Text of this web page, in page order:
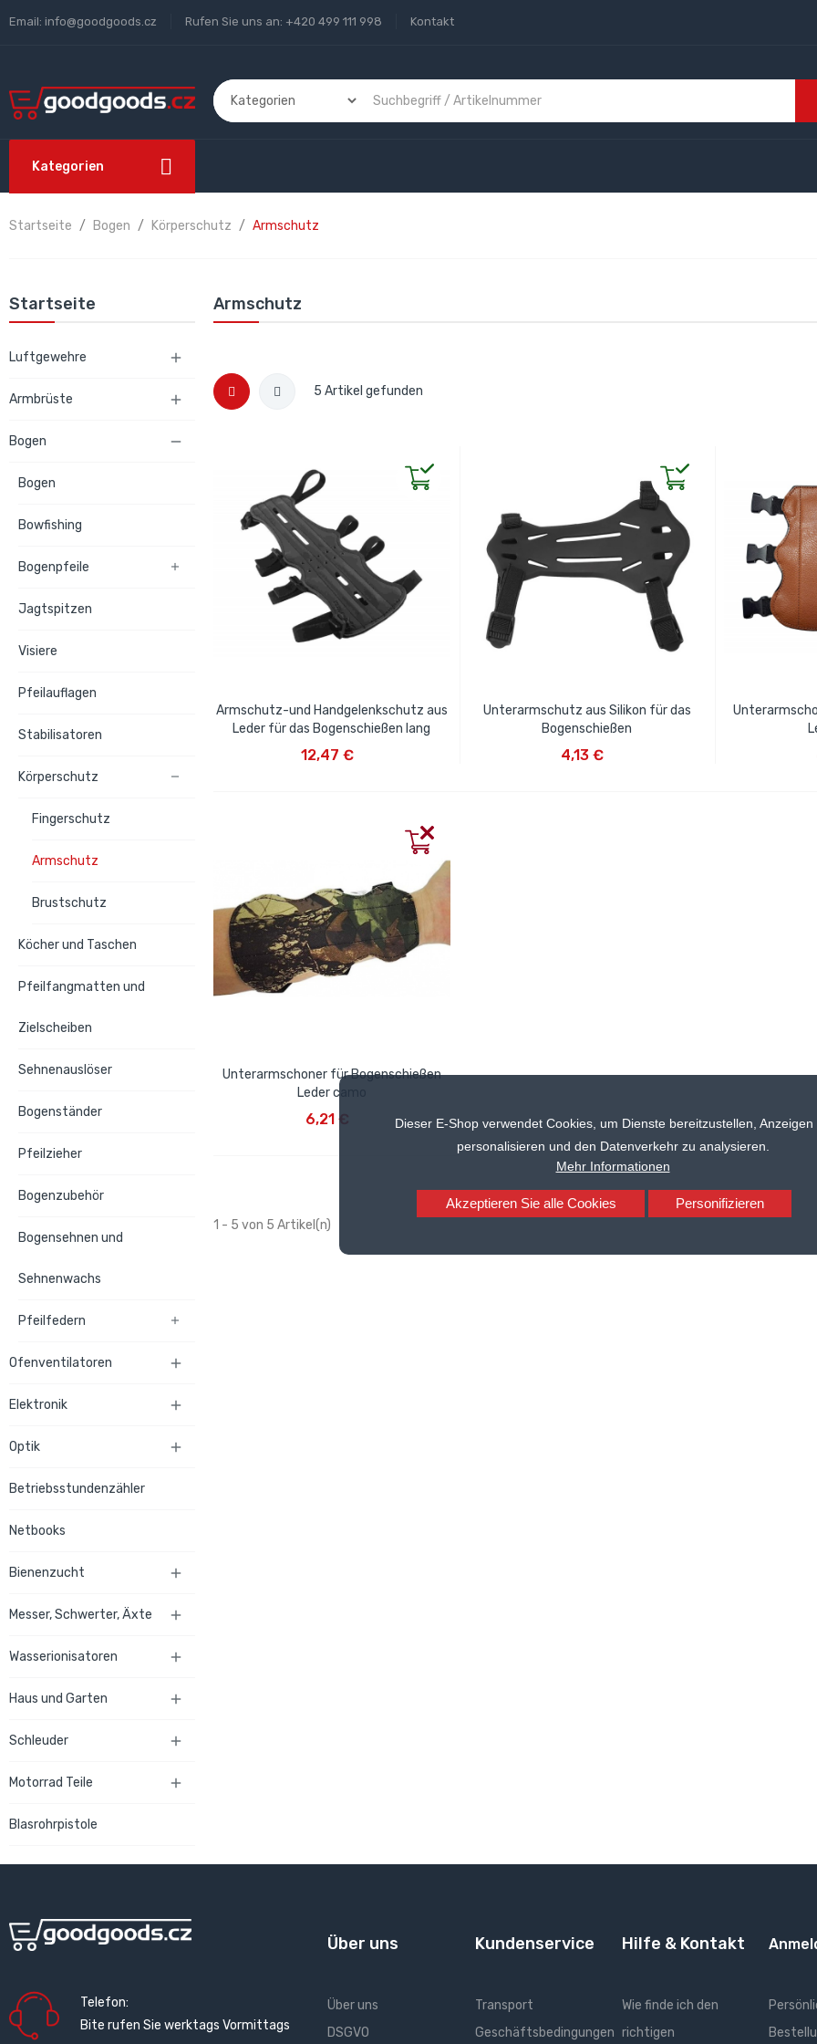
Dieser E-Shop verwendet Cookies, um Dienste bereitzustellen, Anzeigen
personalisieren und den Datenverkehr zu analysieren.
Mehr Informationen
Akzeptieren Sie alle Cookies Personifizieren
Email: info@goodgoods.cz Rufen Sie uns an: +420 499 111 998 Kontakt
Kategorien
Startseite Bogen Körperschutz Armschutz
Startseite
Luftgewehre 
Armbrüste 
Bogen 
Bogen
Bowfishing
Bogenpfeile 
Jagtspitzen
Visiere
Pfeilauflagen
Stabilisatoren
Körperschutz 
Fingerschutz
Armschutz
Brustschutz
Köcher und Taschen
Pfeilfangmatten und
Zielscheiben
Sehnenauslöser
Bogenständer
Pfeilzieher
Bogenzubehör
Bogensehnen und
Sehnenwachs
Pfeilfedern 
Ofenventilatoren 
Elektronik 
Optik 
Betriebsstundenzähler
Netbooks
Bienenzucht 
Messer, Schwerter, Äxte 
Wasserionisatoren 
Haus und Garten 
Schleuder 
Motorrad Teile 
Blasrohrpistole
Armschutz
5 Artikel gefunden
Armschutz-und Handgelenkschutz aus
Leder für das Bogenschießen lang
12,47 €
Unterarmschutz aus Silikon für das
Bogenschießen
4,13 €
Unterarmschoner für Bogenschießen
Leder camo
6,21 €
1 - 5 von 5 Artikel(n)
Telefon:
Bite rufen Sie werktags Vormittags
Über uns
Über uns
DSGVO
Kundenservice
Transport
Geschäftsbedingungen
Hilfe & Kontakt
Wie finde ich den
richtigen